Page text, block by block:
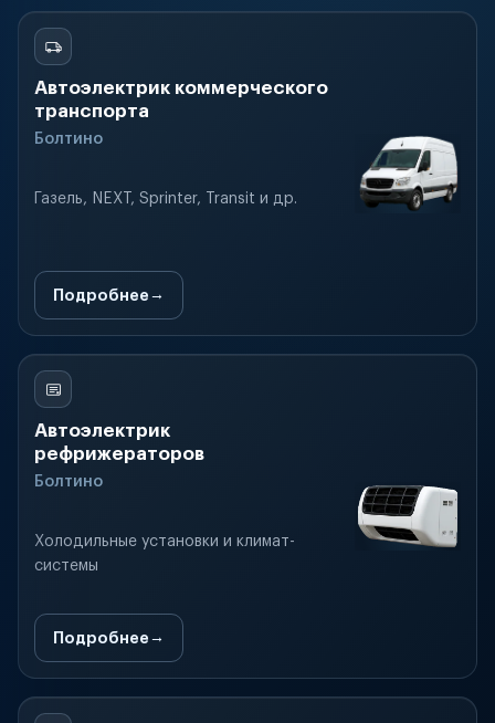
Автоэлектрик коммерческого
транспорта
Болтино
Газель, NEXT, Sprinter, Transit и др.
Подробнее
Автоэлектрик
рефрижераторов
Болтино
Холодильные установки и климат-
системы
Подробнее